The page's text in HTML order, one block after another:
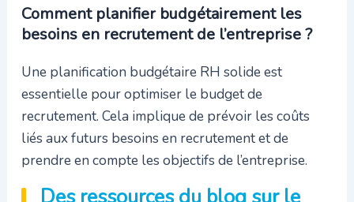
Comment planifier budgétairement les
besoins en recrutement de l’entreprise ?
Une planification budgétaire RH solide est
essentielle pour optimiser le budget de
recrutement. Cela implique de prévoir les coûts
liés aux futurs besoins en recrutement et de
prendre en compte les objectifs de l’entreprise.